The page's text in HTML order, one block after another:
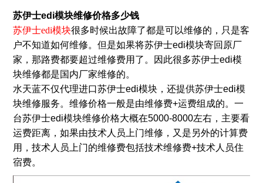
苏伊士edi模块维修价格多少钱
苏伊士edi模块很多时候出故障了都是可以维修的，只是客
户不知道如何维修。但是如果将苏伊士edi模块寄回原厂
家，那路费都要超过维修费用了。因此很多苏伊士edi模
块维修都是国内厂家维修的。
水天蓝不仅代理进口苏伊士edi模块，还提供苏伊士edi模
块维修服务。维修价格一般是由维修费+运费组成的。一
台苏伊士edi模块维修价格大概在5000-8000左右，主要看
运费距离，如果由技术人员上门维修，又是另外的计算费
用，技术人员上门的维修费包括技术维修费+技术人员住
宿费。